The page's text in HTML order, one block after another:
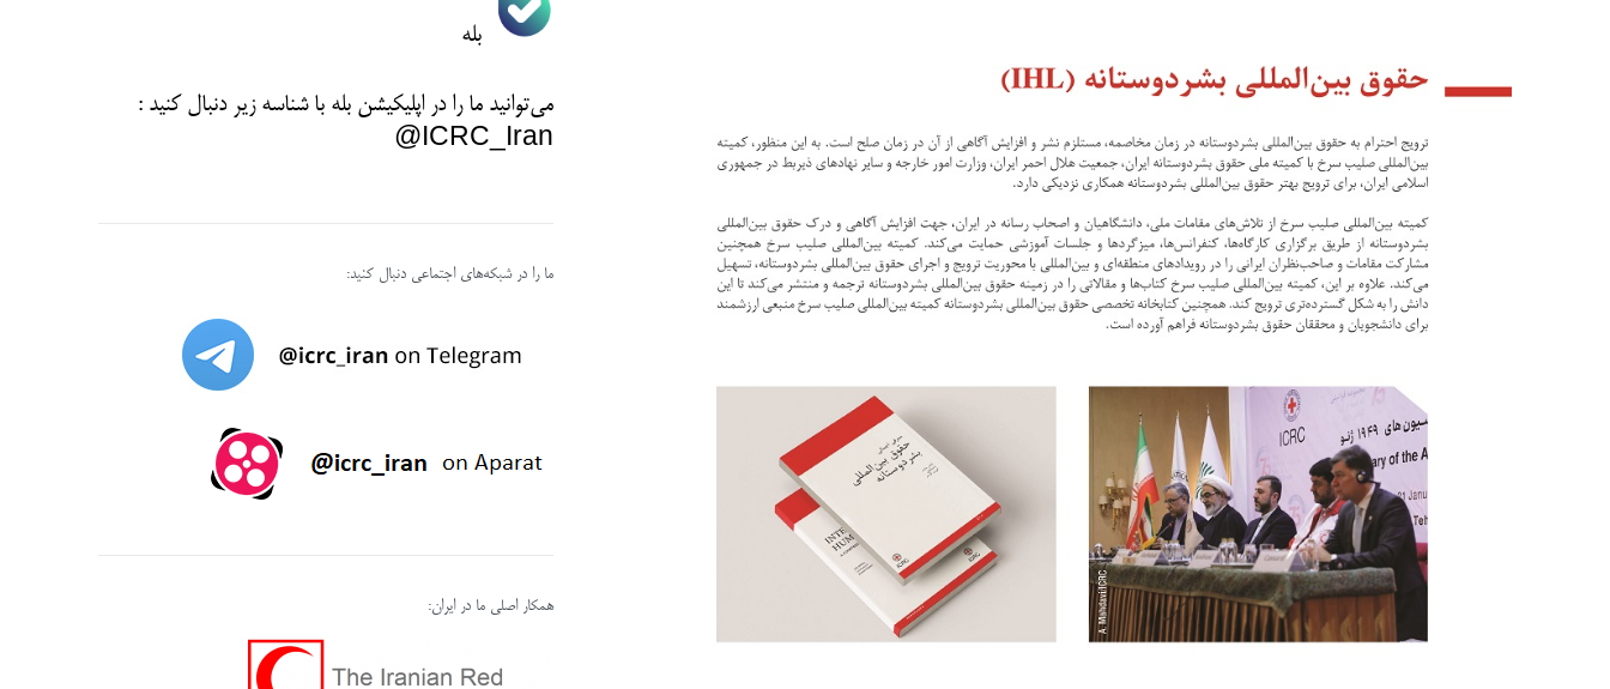
بله
می‌توانید ما را در اپلیکیشن بله با شناسه زیردنبال کنید :
ICRC_Iran@
ما را در شبکه‌های اجتماعی دنبال کنید:
همکار اصلی ما در ایران: